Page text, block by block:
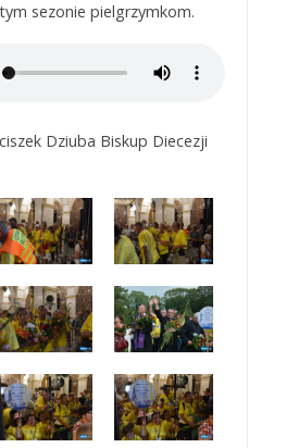
sezonie pielgrzymkom.
Dziuba Biskup Diecezji